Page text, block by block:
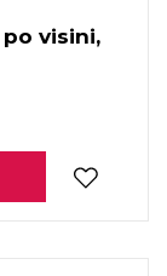
visini,